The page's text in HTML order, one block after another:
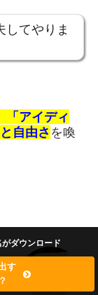
してやりま
「アイディ
自由さ を喚
この作業、
がダウンロード
す